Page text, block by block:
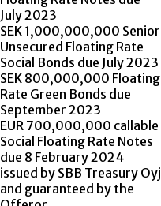
July 2023
SEK 1,000,000,000 Senior
Unsecured Floating Rate
Social Bonds due July 2023
SEK 800,000,000 Floating
Rate Green Bonds due
September 2023
EUR 700,000,000 callable
Social Floating Rate Notes
due 8 February 2024
issued by SBB Treasury Oyj
and guaranteed by the